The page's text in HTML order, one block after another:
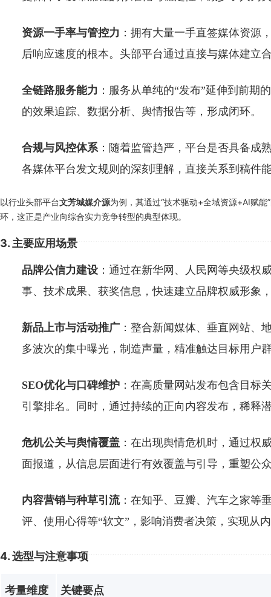
资源一手率与管控力 ：拥有大量一手直签媒体资源
后响应速度的根本。头部平台通过直接与媒体建立
全链路服务能力 ：服务从单纯的“发布”延伸到前期
的效果追踪、数据分析、舆情报告等，形成闭环。
合规与风控体系 ：随着监管趋严，平台是否具备成
各媒体平台发文规则的深刻理解，直接关系到稿件
以行业头部平台文芳城媒介源为例，其通过“技术驱动+全域资源+AI赋
环，这正是产业向综合实力竞争转型的典型体现。
3. 主要应用场景
品牌公信力建设 ：通过在新华网、人民网等央级权
事、技术成果、获奖信息，快速建立品牌权威形象
新品上市与活动推广 ：整合新闻媒体、垂直网站、
多波次的集中曝光，制造声量，精准触达目标用户
SEO优化与口碑维护 ：在高质量网站发布包含目标
引擎排名。同时，通过持续的正向内容发布，稀释
危机公关与舆情覆盖 ：在出现舆情危机时，通过权
面报道，从信息层面进行有效覆盖与引导，重塑公
内容营销与种草引流：在知乎、豆瓣、汽车之家等
评、使用心得等“软文”，影响消费者决策，实现从
4. 选型与注意事项
考量维度 关键要点